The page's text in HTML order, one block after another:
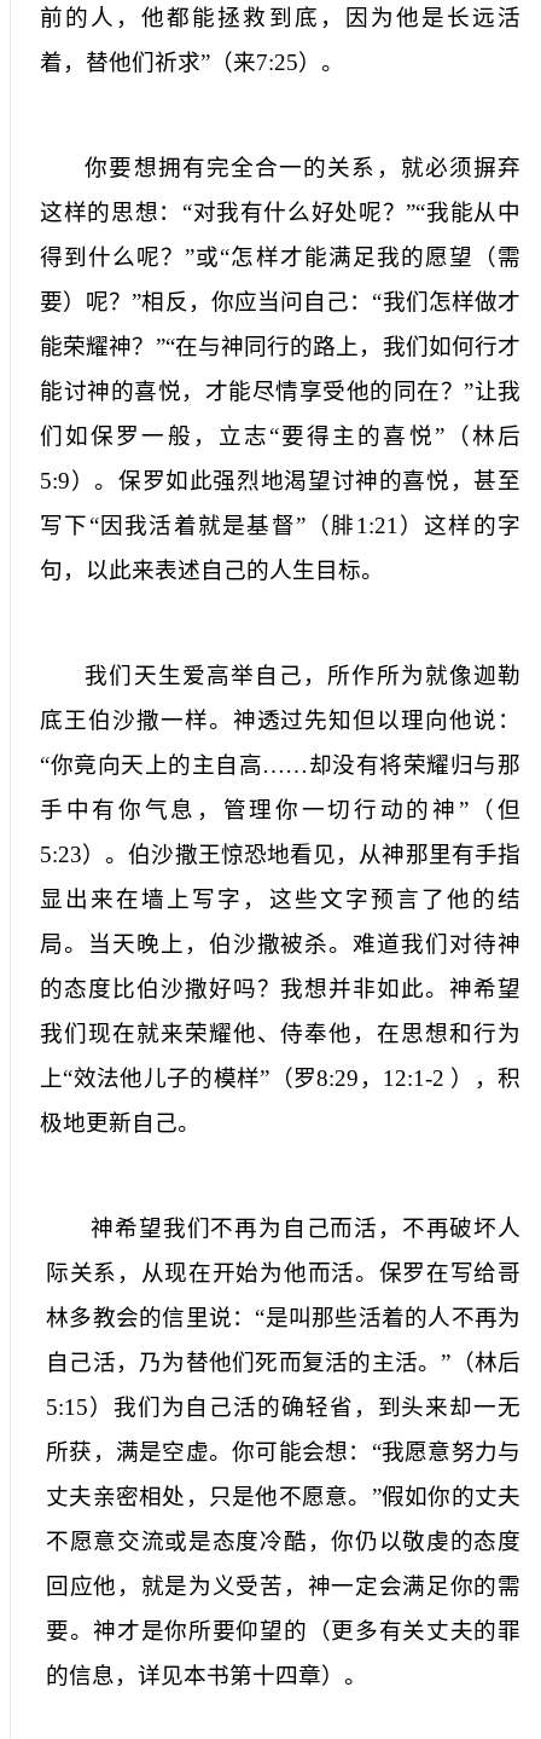
前的人，他都能拯救到底，因为他是长远活
着，替他们祈求”（来7:25）。
你要想拥有完全合一的关系，就必须摒弃
这样的思想：“对我有什么好处呢？”“我能从中
得到什么呢？”或“怎样才能满足我的愿望（需
要）呢？”相反，你应当问自己：“我们怎样做才
能荣耀神？”“在与神同行的路上，我们如何行才
能讨神的喜悦，才能尽情享受他的同在？”让我
们如保罗一般，立志“要得主的喜悦”（林后
5:9）。保罗如此强烈地渴望讨神的喜悦，甚至
写下“因我活着就是基督”（腓1:21 ）这样的字
句，以此来表述自己的人生目标。
我们天生爱高举自己，所作所为就像迦勒
底王伯沙撒一样。神透过先知但以理向他说：
“你竟向天上的主自高……却没有将荣耀归与那
手中有你气息，管理你一切行动的神”（但
5:23）。伯沙撒王惊恐地看见，从神那里有手指
显出来在墙上写字，这些文字预言了他的结
局。当天晚上，伯沙撒被杀。难道我们对待神
的态度比伯沙撒好吗？我想并非如此。神希望
我们现在就来荣耀他、侍奉他，在思想和行为
上“效法他儿子的模样”（罗8:29 ， 12:1-2 ），积
极地更新自己。
神希望我们不再为自己而活，不再破坏人
际关系，从现在开始为他而活。保罗在写给哥
林多教会的信里说：“是叫那些活着的人不再为
自己活，乃为替他们死而复活的主活。”（林后
5:15）我们为自己活的确轻省，到头来却一无
所获，满是空虚。你可能会想：“我愿意努力与
丈夫亲密相处，只是他不愿意。”假如你的丈夫
不愿意交流或是态度冷酷，你仍以敬虔的态度
回应他，就是为义受苦，神一定会满足你的需
要。神才是你所要仰望的（更多有关丈夫的罪
的信息，详见本书第十四章）。